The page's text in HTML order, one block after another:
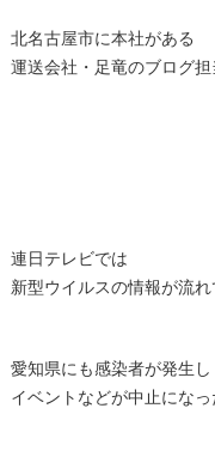
北名古屋市に本社がある
運送会社・足竜のブログ
連日テレビでは
新型ウイルスの情報が流
愛知県にも感染者が発生し
イベントなどが中止にな